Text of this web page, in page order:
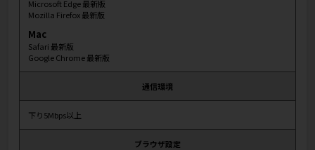
Microsoft Edge 最新版
Mozilla Firefox 最新版
Mac
Safari 最新版
Google Chrome 最新版
通信環境
下り5Mbps以上
ブラウザ設定